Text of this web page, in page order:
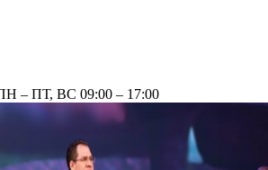
– ПТ, ВС 09:00 – 17:00